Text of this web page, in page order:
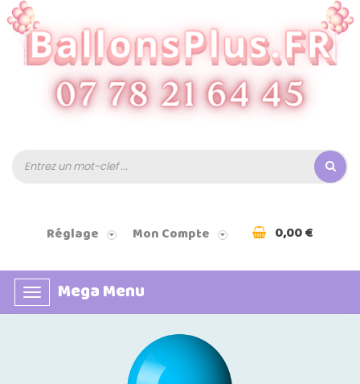
Réglage Mon Compte 0,00 €
Basculer
la
Mega Menu